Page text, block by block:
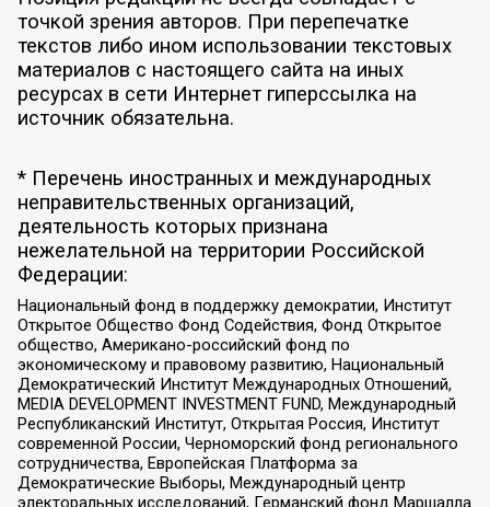
точкой зрения авторов. При перепечатке
текстов либо ином использовании текстовых
материалов с настоящего сайта на иных
ресурсах в сети Интернет гиперссылка на
источник обязательна.
* Перечень иностранных и международных
неправительственных организаций,
деятельность которых признана
нежелательной на территории Российской
Федерации:
Национальный фонд в поддержку демократии, Институт
Открытое Общество Фонд Содействия, Фонд Открытое
общество, Американо-российский фонд по
экономическому и правовому развитию, Национальный
Демократический Институт Международных Отношений,
MEDIA DEVELOPMENT INVESTMENT FUND, Международный
Республиканский Институт, Открытая Россия, Институт
современной России, Черноморский фонд регионального
сотрудничества, Европейская Платформа за
Демократические Выборы, Международный центр
электоральных исследований, Германский фонд Маршалла